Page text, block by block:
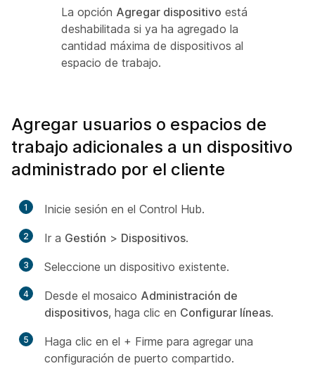
La opción Agregar dispositivo está
deshabilitada si ya ha agregado la
cantidad máxima de dispositivos al
espacio de trabajo.
Agregar usuarios o espacios de
trabajo adicionales a un dispositivo
administrado por el cliente
1 Inicie sesión en el Control Hub.
2 Ir a Gestión > Dispositivos.
3 Seleccione un dispositivo existente.
4 Desde el mosaico Administración de
dispositivos, haga clic en Configurar líneas.
5
Haga clic en el + Firme para agregar una
configuración de puerto compartido.